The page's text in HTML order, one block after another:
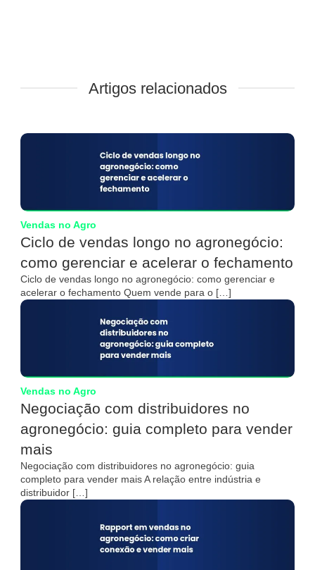
Artigos relacionados
Vendas no Agro
Ciclo de vendas longo no agronegócio:
como gerenciar e acelerar o fechamento
Ciclo de vendas longo no agronegócio: como gerenciar e
acelerar o fechamento Quem vende para o […]
Vendas no Agro
Negociação com distribuidores no
agronegócio: guia completo para vender
mais
Negociação com distribuidores no agronegócio: guia
completo para vender mais A relação entre indústria e
distribuidor […]